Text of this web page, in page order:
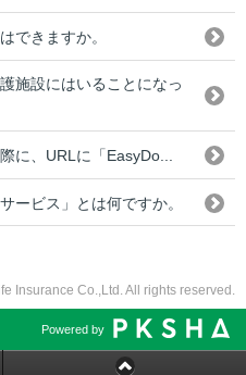
できますか。
施設にはいることになっ
に、URLに「EasyDo...
ービス」とは何ですか。
Insurance Co.,Ltd. All rights reserved.
Powered by